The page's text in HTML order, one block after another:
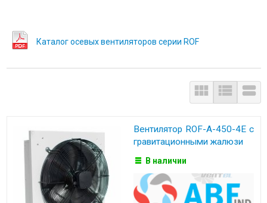
Каталог осевых вентиляторов серии ROF
  
Вентилятор ROF-A-450-4E с
гравитационными жалюзи
В наличии